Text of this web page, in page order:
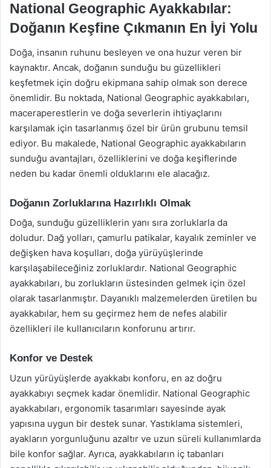
National Geographic Ayakkabılar:
Doğanın Keşfine Çıkmanın En İyi Yolu
Doğa, insanın ruhunu besleyen ve ona huzur veren bir
kaynaktır. Ancak, doğanın sunduğu bu güzellikleri
keşfetmek için doğru ekipmana sahip olmak son derece
önemlidir. Bu noktada, National Geographic ayakkabıları,
maceraperestlerin ve doğa severlerin ihtiyaçlarını
karşılamak için tasarlanmış özel bir ürün grubunu temsil
ediyor. Bu makalede, National Geographic ayakkabıların
sunduğu avantajları, özelliklerini ve doğa keşiflerinde
neden bu kadar önemli olduklarını ele alacağız.
Doğanın Zorluklarına Hazırlıklı Olmak
Doğa, sunduğu güzelliklerin yanı sıra zorluklarla da
doludur. Dağ yolları, çamurlu patikalar, kayalık zeminler ve
değişken hava koşulları, doğa yürüyüşlerinde
karşılaşabileceğiniz zorluklardır. National Geographic
ayakkabıları, bu zorlukların üstesinden gelmek için özel
olarak tasarlanmıştır. Dayanıklı malzemelerden üretilen bu
ayakkabılar, hem su geçirmez hem de nefes alabilir
özellikleri ile kullanıcıların konforunu artırır.
Konfor ve Destek
Uzun yürüyüşlerde ayakkabı konforu, en az doğru
ayakkabıyı seçmek kadar önemlidir. National Geographic
ayakkabıları, ergonomik tasarımları sayesinde ayak
yapısına uygun bir destek sunar. Yastıklama sistemleri,
ayakların yorgunluğunu azaltır ve uzun süreli kullanımlarda
bile konfor sağlar. Ayrıca, ayakkabıların iç tabanları